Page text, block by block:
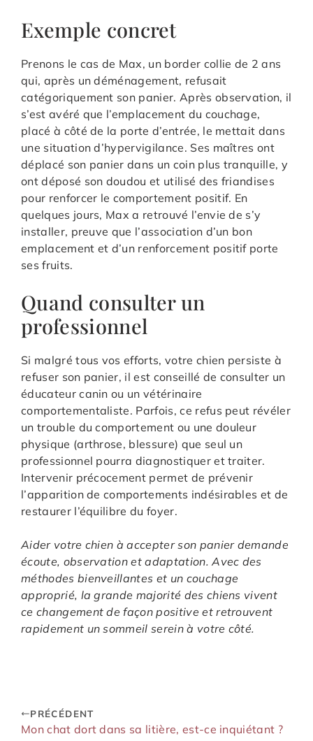
Exemple concret
Prenons le cas de Max, un border collie de 2 ans
qui, après un déménagement, refusait
catégoriquement son panier. Après observation, il
s’est avéré que l’emplacement du couchage,
placé à côté de la porte d’entrée, le mettait dans
une situation d’hypervigilance. Ses maîtres ont
déplacé son panier dans un coin plus tranquille, y
ont déposé son doudou et utilisé des friandises
pour renforcer le comportement positif. En
quelques jours, Max a retrouvé l’envie de s’y
installer, preuve que l’association d’un bon
emplacement et d’un renforcement positif porte
ses fruits.
Quand consulter un
professionnel
Si malgré tous vos efforts, votre chien persiste à
refuser son panier, il est conseillé de consulter un
éducateur canin ou un vétérinaire
comportementaliste. Parfois, ce refus peut révéler
un trouble du comportement ou une douleur
physique (arthrose, blessure) que seul un
professionnel pourra diagnostiquer et traiter.
Intervenir précocement permet de prévenir
l’apparition de comportements indésirables et de
restaurer l’équilibre du foyer.
Aider votre chien à accepter son panier demande
écoute, observation et adaptation. Avec des
méthodes bienveillantes et un couchage
approprié, la grande majorité des chiens vivent
ce changement de façon positive et retrouvent
rapidement un sommeil serein à votre côté.
PRÉCÉDENT
Mon chat dort dans sa litière, est-ce inquiétant ?